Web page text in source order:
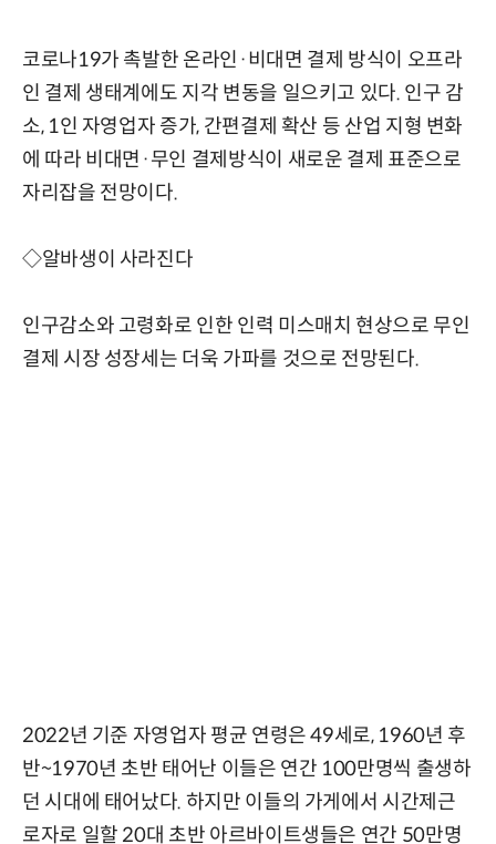
코로나19가 촉발한 온라인·비대면 결제 방식이 오프라
인 결제 생태계에도 지각 변동을 일으키고 있다. 인구 감
소, 1인 자영업자 증가, 간편결제 확산 등 산업 지형 변화
에 따라 비대면·무인 결제방식이 새로운 결제 표준으로
자리잡을 전망이다.
◇알바생이 사라진다
인구감소와 고령화로 인한 인력 미스매치 현상으로 무인
결제 시장 성장세는 더욱 가파를 것으로 전망된다.
2022년 기준 자영업자 평균 연령은 49세로, 1960년 후
반~1970년 초반 태어난 이들은 연간 100만명씩 출생하
던 시대에 태어났다. 하지만 이들의 가게에서 시간제근
로자로 일할 20대 초반 아르바이트생들은 연간 50만명